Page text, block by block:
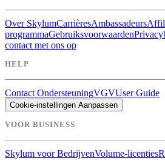
Over SkylumCarrièresAmbassadeurs
programmaGebruiksvoorwaarden
contact met ons op
HELP
Contact OndersteuningVGVUser Guide
Cookie-instellingen Aanpassen
VOOR BUSINESS
Skylum voor BedrijvenVolume-licenties